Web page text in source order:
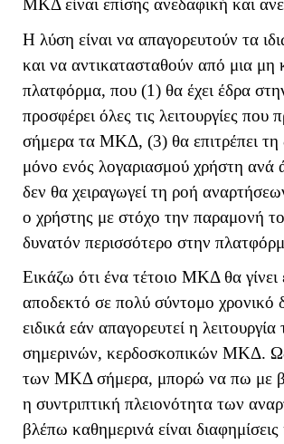
ΜΚΔ είναι επίσης ανεδαφική και
Η λύση είναι να απαγορευτούν τα
και να αντικατασταθούν από μια μη
πλατφόρμα, που (1) θα έχει έδρα
προσφέρει όλες τις λειτουργίες που
σήμερα τα ΜΚΔ, (3) θα επιτρέπει τη
μόνο ενός λογαριασμού χρήστη ανά
δεν θα χειραγωγεί τη ροή
ο χρήστης με στόχο την παραμονή
δυνατόν περισσότερο στην
Εικάζω ότι ένα τέτοιο ΜΚΔ θα γίνει
αποδεκτό σε πολύ σύντομο χρονικό
ειδικά εάν απαγορευτεί η λειτουργία
σημερινών, κερδοσκοπικών ΜΚΔ.
των ΜΚΔ σήμερα, μπορώ να πω με
η συντριπτική πλειονότητα των
βλέπω καθημερινά είναι διαφημίσεις